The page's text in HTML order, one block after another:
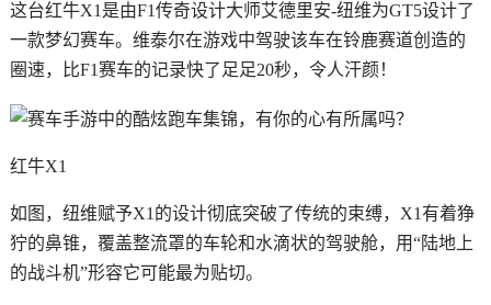
这台红牛X1是由F1传奇设计大师艾德里安-纽维为GT5设计了
一款梦幻赛车。维泰尔在游戏中驾驶该车在铃鹿赛道创造的
圈速，比F1赛车的记录快了足足20秒，令人汗颜！
红牛X1
如图，纽维赋予X1的设计彻底突破了传统的束缚，X1有着狰
狞的鼻锥，覆盖整流罩的车轮和水滴状的驾驶舱，用“陆地上
的战斗机”形容它可能最为贴切。